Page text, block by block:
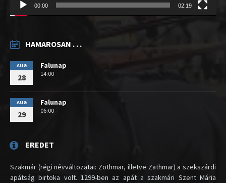
00:00 02:19
HAMAROSAN . . .
AUG
28
Falunap
14:00
AUG
29
Falunap
06:00
EREDET
Szakmár (régi névváltozatai: Zothmar, illetve Zathmar) a szekszárdi
apátság birtoka volt. 1299-ben az apát a szakmári Szent Mária